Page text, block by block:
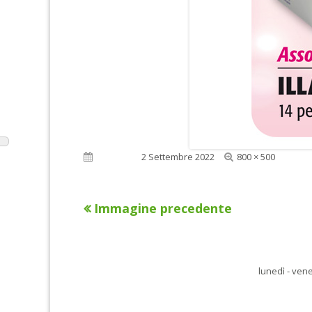
Pubblicato2 Settembre 2022
Dimensione
800 × 500
Immagine precedente
lunedì -